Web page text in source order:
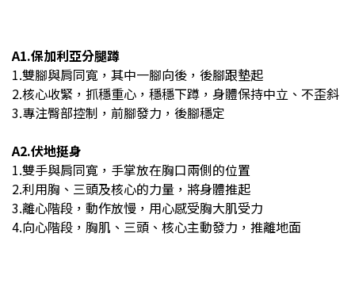
A1.保加利亞分腿蹲
1.雙腳與肩同寬，其中一腳向後，後腳跟墊起
2.核心收緊，抓穩重心，穩穩下蹲 ，身體保持中立、不歪斜
3.專注臀部控制， 前腳發力，後腳穩定
A2.伏地挺身
1.雙手與肩同寬，手掌放在胸口兩側的位置
2.利用胸、三頭及核心的力量，將身體推起
3.離心階段，動作放慢，用心感受胸大肌受力
4.向心階段，胸肌、三頭、核心主動發力，推離地面